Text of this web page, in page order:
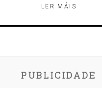
LER MÁIS
PUBLICIDADE